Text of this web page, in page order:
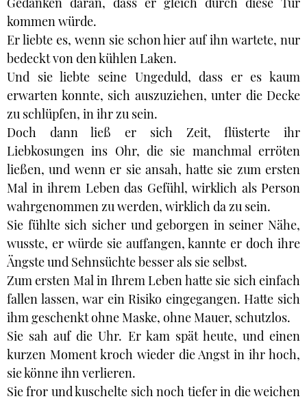
kommen würde.
Er liebte es, wenn sie schon hier auf ihn wartete, nur
bedeckt von den kühlen Laken.
Und sie liebte seine Ungeduld, dass er es kaum
erwarten konnte, sich auszuziehen, unter die Decke
zu schlüpfen, in ihr zu sein.
Doch dann ließ er sich Zeit, flüsterte ihr
Liebkosungen ins Ohr, die sie manchmal erröten
ließen, und wenn er sie ansah, hatte sie zum ersten
Mal in ihrem Leben das Gefühl, wirklich als Person
wahrgenommen zu werden, wirklich da zu sein.
Sie fühlte sich sicher und geborgen in seiner Nähe,
wusste, er würde sie auffangen, kannte er doch ihre
Ängste und Sehnsüchte besser als sie selbst.
Zum ersten Mal in Ihrem Leben hatte sie sich einfach
fallen lassen, war ein Risiko eingegangen. Hatte sich
ihm geschenkt ohne Maske, ohne Mauer, schutzlos.
Sie sah auf die Uhr. Er kam spät heute, und einen
kurzen Moment kroch wieder die Angst in ihr hoch,
sie könne ihn verlieren.
Sie fror und kuschelte sich noch tiefer in die weichen